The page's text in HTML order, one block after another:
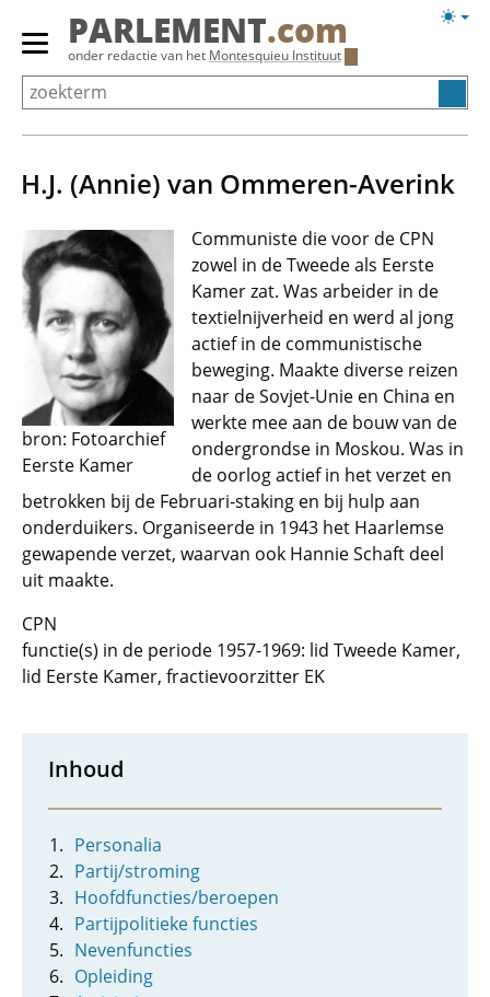
Overslaan
Primair
menu
tonen/verbergen
PARLEMENT.com
onder redactie van het Montesquieu Instituut
H.J. (Annie) van Ommeren-Averink
bron: Fotoarchief
Eerste Kamer
Communiste die voor de CPN
zowel in de Tweede als Eerste
Kamer zat. Was arbeider in de
textielnijverheid en werd al jong
actief in de communistische
beweging. Maakte diverse reizen
naar de Sovjet-Unie en China en
werkte mee aan de bouw van de
ondergrondse in Moskou. Was in
de oorlog actief in het verzet en
betrokken bij de Februari-staking en bij hulp aan
onderduikers. Organiseerde in 1943 het Haarlemse
gewapende verzet, waarvan ook Hannie Schaft deel
uit maakte.
CPN
functie(s) in de periode 1957-1969: lid Tweede Kamer,
lid Eerste Kamer, fractievoorzitter EK
Inhoud
Personalia
Partij/stroming
Hoofdfuncties/beroepen
Partijpolitieke functies
Nevenfuncties
Opleiding